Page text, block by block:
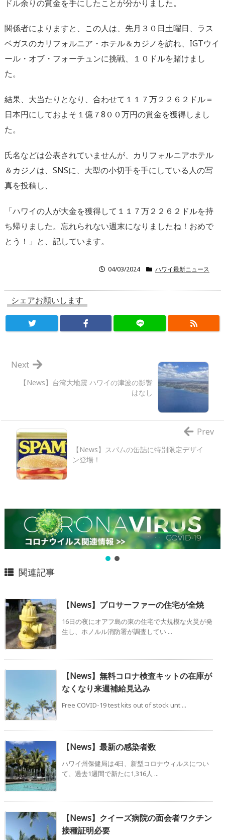
ドル余りの賞金を手にしたことが分かりました。
関係者によりますと、この人は、先月３０日土曜日、ラス
ベガスのカリフォルニア・ホテル＆カジノを訪れ、IGTウイ
ール・オブ・フォーチュンに挑戦、１０ドルを賭けまし
た。
結果、大当たりとなり、合わせて１１７万２２６２ドル＝
日本円にしておよそ１億７8００万円の賞金を獲得しまし
た。
氏名などは公表されていませんが、カリフォルニアホテル
＆カジノは、SNSに、大型の小切手を手にしている人の写
真を投稿し、
「ハワイの人が大金を獲得して１１７万２２６２ドルを持
ち帰りました。忘れられない週末になりましたね！おめで
とう！」と、記しています。
04/03/2024 ハワイ最新ニュース
シェアお願いします
【News】台湾大地震 ハワイの津波の影響
はなし
Next
【News】スパムの缶詰に特別限定デザイ
ン登場！
Prev
関連記事
【News】プロサーファーの住宅が全焼
16日の夜にオアフ島の東の住宅で大規模な火災が発
生し、ホノルル消防署が調査してい ...
【News】無料コロナ検査キットの在庫が
なくなり来週補給見込み
Free COVID-19 test kits out of stock unt ...
【News】最新の感染者数
ハワイ州保健局は4日、新型コロナウィルスについ
て、過去1週間で新たに1,316人 ...
【News】クイーズ病院の面会者ワクチン
接種証明必要